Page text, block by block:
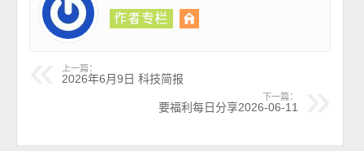
上一篇：
2026年6月9日 科技简报
下一篇：
要福利每日分享2026-06-11